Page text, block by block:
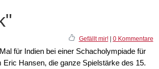
Gefällt mir!| 0 Kommentare
für Indien bei einer Schacholympiade für
Hansen, die ganze Spielstärke des 15.